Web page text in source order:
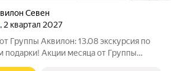
Севен
, 2 квартал 2027
Группы Аквилон: 13.08 экскурсия по
подарки! Акции месяца от Группы